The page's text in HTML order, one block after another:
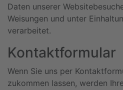
Daten unserer
Weisungen und unter
verarbeitet.
Kontaktformular
Wenn Sie uns per
zukommen lassen, werden